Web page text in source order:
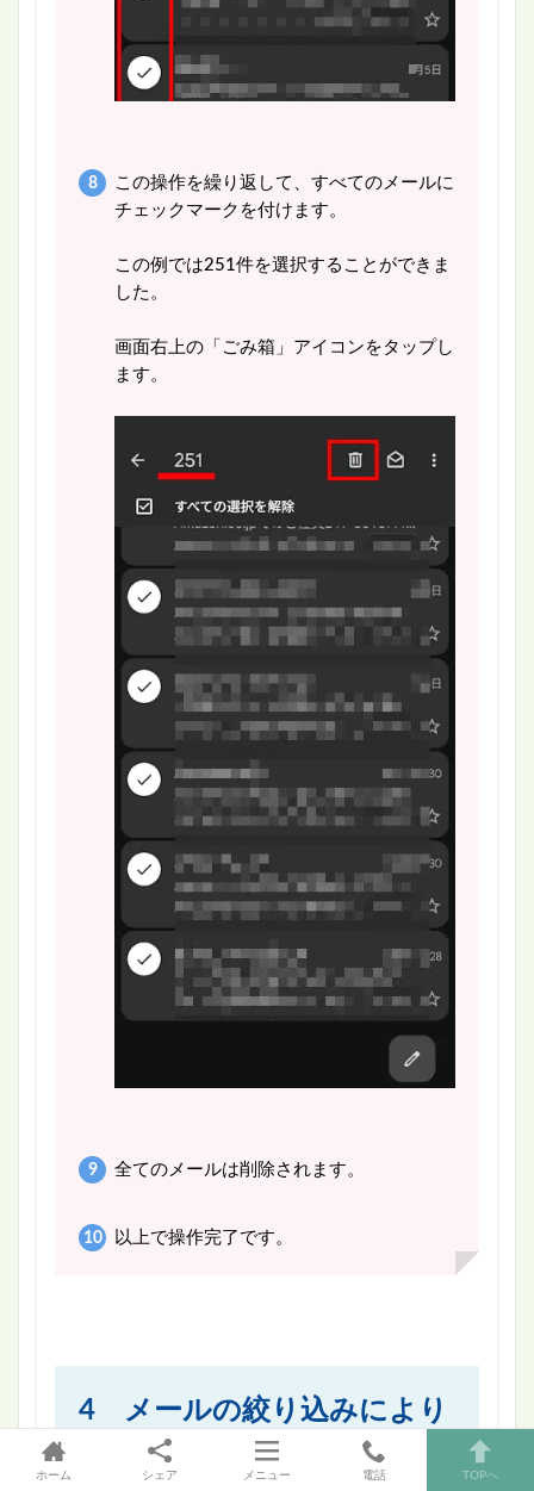
この操作を繰り返して、すべてのメールに
チェックマークを付けます。
この例では251件を選択することができま
した。
画面右上の「ごみ箱」アイコンをタップし
ます。
全てのメールは削除されます。
以上で操作完了です。
4 メールの絞り込みにより
削除する手順
ホーム シェア メニュー 電話 TOPへ